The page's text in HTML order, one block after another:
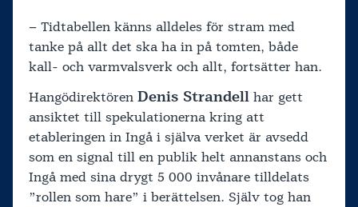
– Tidtabellen känns alldeles för stram med
tanke på allt det ska ha in på tomten, både
kall- och varmvalsverk och allt, fortsätter han.
Hangödirektören Denis Strandell har gett
ansiktet till spekulationerna kring att
etableringen in Ingå i själva verket är avsedd
som en signal till en publik helt annanstans och
Ingå med sina drygt 5 000 invånare tilldelats
”rollen som hare” i berättelsen. Själv tog han